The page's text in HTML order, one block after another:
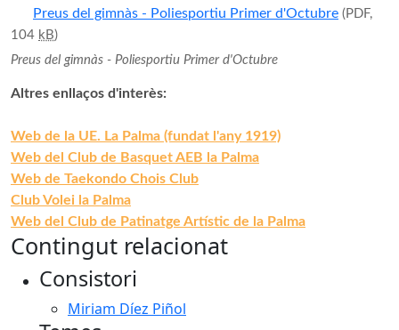
Preus del gimnàs - Poliesportiu Primer d'Octubre (PDF,
104 kB)
Preus del gimnàs - Poliesportiu Primer d'Octubre
Altres enllaços d'interès:
Web de la UE. La Palma (fundat l'any 1919)
Web del Club de Basquet AEB la Palma
Web de Taekondo Chois Club
Club Volei la Palma
Web del Club de Patinatge Artístic de la Palma
Contingut relacionat
Consistori
Miriam Díez Piñol